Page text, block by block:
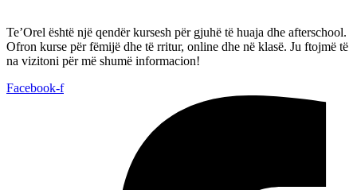
Te’Orel është një qendër kursesh për gjuhë të huaja dhe afterschool.
Ofron kurse për fëmijë dhe të rritur, online dhe në klasë. Ju ftojmë të
na vizitoni për më shumë informacion!
Facebook-f